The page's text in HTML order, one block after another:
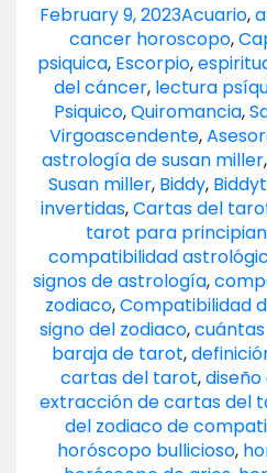
February 9, 2023Acuario,
cancer horoscopo,
psiquica, Escorpio,
del cáncer, lectura
Psiquico,Quiromancia,
Virgoascendente,
astrología de susan miller,
Susan miller, Biddy,
invertidas,Cartas del
tarot para
compatibilidad
signos de astrología,
zodiaco,Compatibilidad
signo del zodiaco,
baraja de tarot,
cartas del tarot,
extracción de cartas del
del zodiaco de
horóscopo bullicioso,